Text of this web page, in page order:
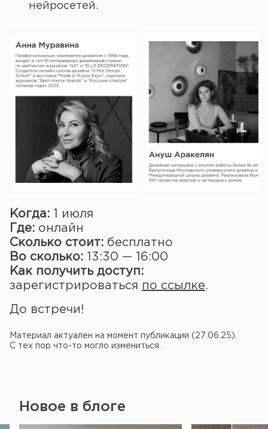
нейросетей.
Когда: 1 июля
Где: онлайн
Сколько стоит: бесплатно
Во сколько: 13:30 — 16:00
Как получить доступ:
зарегистрироваться по ссылке.
До встречи!
Материал актуален на момент публикации (27.06.25).
С тех пор что-то могло измениться.
Новое в блоге